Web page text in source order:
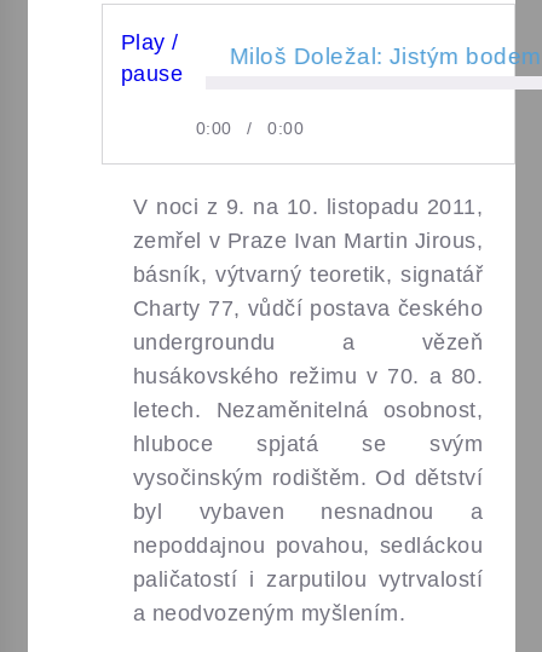
Želiv
30. 6. 2026
MILOŠ DOLEŽAL:
JISTÝM BODEM
POČÍNAJE ANEB
JIROUS
HUMPOLECKÝ. PO
STOPÁCH
HUMPOLECKÉHO
DĚTSTVÍ A
DOSPÍVÁNÍ IVANA
MARTINA JIROUSE.
V DOKUMENTU
VZPOMÍNAJÍ
Play /
pause
Miloš Doležal: Jistým bodem
0:00 / 0:00
V noci z 9. na 10. listopadu 2011,
zemřel v Praze Ivan Martin Jirous,
básník, výtvarný teoretik, signatář
Charty 77, vůdčí postava českého
undergroundu a vězeň
husákovského režimu v 70. a 80.
letech. Nezaměnitelná osobnost,
hluboce spjatá se svým
vysočinským rodištěm. Od dětství
byl vybaven nesnadnou a
nepoddajnou povahou, sedláckou
paličatostí i zarputilou vytrvalostí
a neodvozeným myšlením.